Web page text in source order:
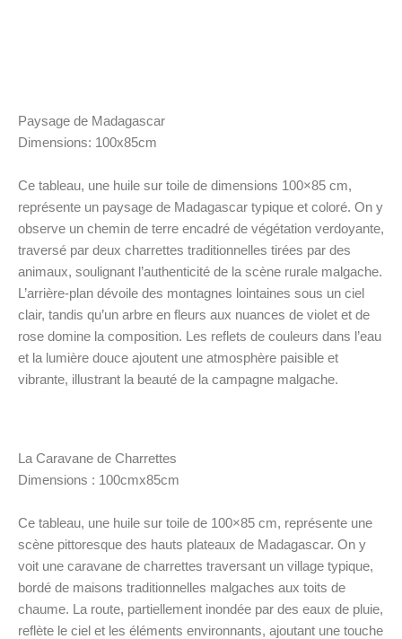
Paysage de Madagascar
Dimensions: 100x85cm
Ce tableau, une huile sur toile de dimensions 100×85 cm,
représente un paysage de Madagascar typique et coloré. On y
observe un chemin de terre encadré de végétation verdoyante,
traversé par deux charrettes traditionnelles tirées par des
animaux, soulignant l’authenticité de la scène rurale malgache.
L’arrière-plan dévoile des montagnes lointaines sous un ciel
clair, tandis qu’un arbre en fleurs aux nuances de violet et de
rose domine la composition. Les reflets de couleurs dans l’eau
et la lumière douce ajoutent une atmosphère paisible et
vibrante, illustrant la beauté de la campagne malgache.
La Caravane de Charrettes
Dimensions : 100cmx85cm
Ce tableau, une huile sur toile de 100×85 cm, représente une
scène pittoresque des hauts plateaux de Madagascar. On y
voit une caravane de charrettes traversant un village typique,
bordé de maisons traditionnelles malgaches aux toits de
chaume. La route, partiellement inondée par des eaux de pluie,
reflète le ciel et les éléments environnants, ajoutant une touche